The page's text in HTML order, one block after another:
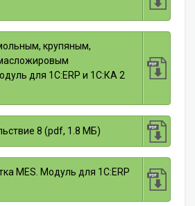
крупяным,
для 1С:ERP и 1С:КА 2
8 (pdf, 1.8 МБ)
MES. Модуль для 1С:ERP